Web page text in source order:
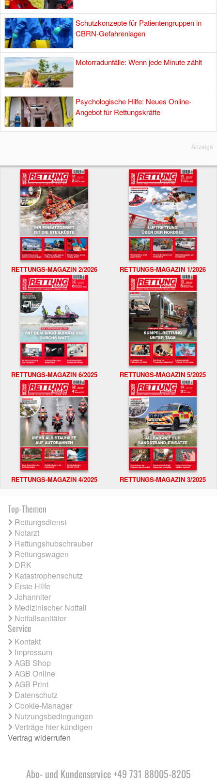
Schutzkonzepte für Patientengruppen in
CBRN-Gefahrenlagen
Motorradunfälle: Wenn jede Minute zählt
Psychologische Hilfe: Neues Online-
Angebot für Rettungskräfte
Anzeige
RETTUNGS-MAGAZIN 2/2026 RETTUNGS-MAGAZIN 1/2026
RETTUNGS-MAGAZIN 6/2025 RETTUNGS-MAGAZIN 5/2025
RETTUNGS-MAGAZIN 4/2025 RETTUNGS-MAGAZIN 3/2025
Top-Themen
Rettungsdienst
Notarzt
Rettungshubschrauber
Rettungswagen
DRK
Katastrophenschutz
Erste Hilfe
Johanniter
Medizinischer Notfall
Notfallsanitäter
Service
Kontakt
Impressum
AGB Shop
AGB Online
AGB Print
Datenschutz
Cookie-Manager
Nutzungsbedingungen
Verträge hier kündigen
Vertrag widerrufen
Abo- und Kundenservice +49 731 88005-8205